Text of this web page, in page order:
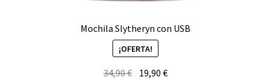
Mochila Slytheryn con USB
¡OFERTA!
34,90€ El19,90€El